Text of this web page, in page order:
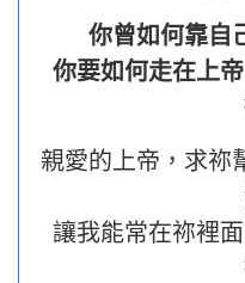
你曾如何靠自
你要如何走在上
親愛的上帝，求祢
讓我能常在祢裡